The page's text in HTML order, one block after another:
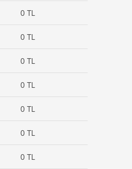
0 TL
0 TL
0 TL
0 TL
0 TL
0 TL
0 TL